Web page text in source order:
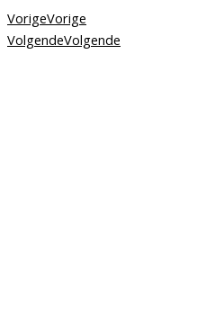
VorigeVorige
VolgendeVolgende